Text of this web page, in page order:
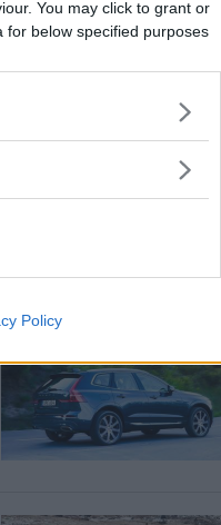
You may click to grant or
below specified purposes
Policy